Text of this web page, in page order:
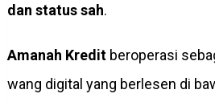
dan status sah.
Amanah Kreditberoperasi
wang digital yang berlesen di